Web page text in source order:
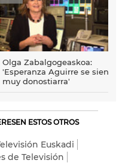
Olga Zabalgogeaskoa:
'Esperanza Aguirre se siente
muy donostiarra'
ESTOS OTROS
Euskadi
de Televisión